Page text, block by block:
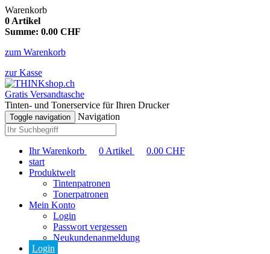
Warenkorb
0 Artikel
Summe: 0.00 CHF
zum Warenkorb
zur Kasse
Gratis Versandtasche
Tinten- und Tonerservice für Ihren Drucker
Toggle navigation Navigation
Ihr Warenkorb 0 Artikel 0.00 CHF
start
Produktwelt
Tintenpatronen
Tonerpatronen
Mein Konto
Login
Passwort vergessen
Neukundenanmeldung
Login